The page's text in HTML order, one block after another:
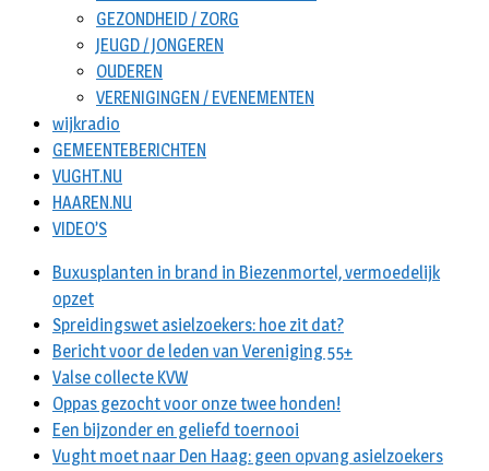
GEZONDHEID / ZORG
JEUGD / JONGEREN
OUDEREN
VERENIGINGEN / EVENEMENTEN
wijkradio
GEMEENTEBERICHTEN
VUGHT.NU
HAAREN.NU
VIDEO’S
Buxusplanten in brand in Biezenmortel, vermoedelijk
opzet
Spreidingswet asielzoekers: hoe zit dat?
Bericht voor de leden van Vereniging 55+
Valse collecte KVW
Oppas gezocht voor onze twee honden!
Een bijzonder en geliefd toernooi
Vught moet naar Den Haag: geen opvang asielzoekers